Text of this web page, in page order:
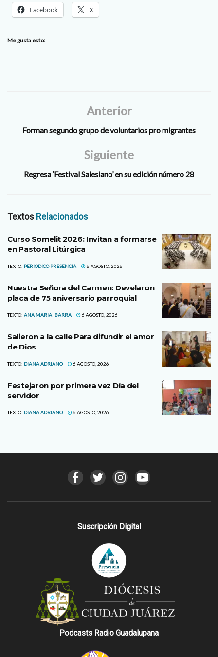
Facebook X
Me gusta esto:
Anterior
Forman segundo grupo de voluntarios pro migrantes
Siguiente
Regresa ‘Festival Salesiano’ en su edición número 28
Textos Relacionados
Curso Somelit 2026: Invitan a formarse
en Pastoral Litúrgica
TEXTO: PERIODICO PRESENCIA 6 AGOSTO, 2026
Nuestra Señora del Carmen: Develaron
placa de 75 aniversario parroquial
TEXTO: ANA MARIA IBARRA 6 AGOSTO, 2026
Salieron a la calle Para difundir el amor
de Dios
TEXTO: DIANA ADRIANO 6 AGOSTO, 2026
Festejaron por primera vez Día del
servidor
TEXTO: DIANA ADRIANO 6 AGOSTO, 2026
Suscripción Digital
Podcasts Radio Guadalupana